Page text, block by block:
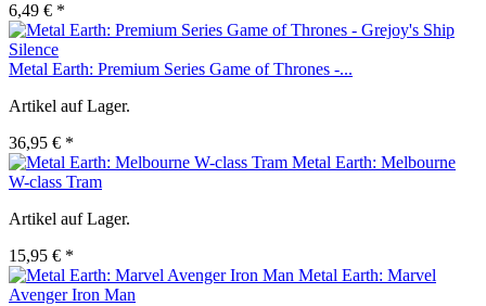
6,49 € *
Metal Earth: Premium Series Game of Thrones -...
Artikel auf Lager.
36,95 € *
Metal Earth: Melbourne
W-class Tram
Artikel auf Lager.
15,95 € *
Metal Earth: Marvel
Avenger Iron Man